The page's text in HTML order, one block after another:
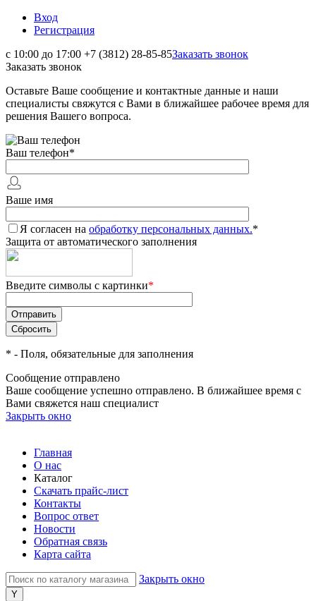
Вход
Регистрация
с 10:00 до 17:00 +7 (3812) 28-85-85Заказать звонок
Заказать звонок
Оставьте Ваше сообщение и контактные данные и наши
специалисты свяжутся с Вами в ближайшее рабочее время для
решения Вашего вопроса.
Ваш телефон*
Ваше имя
Я согласен на обработку персональных данных.*
Защита от автоматического заполнения
Введите символы с картинки*
* - Поля, обязательные для заполнения
Сообщение отправлено
Ваше сообщение успешно отправлено. В ближайшее время с
Вами свяжется наш специалист
Закрыть окно
Главная
О нас
Каталог
Скачать прайс-лист
Контакты
Вопрос ответ
Новости
Обратная связь
Карта сайта
Закрыть окно